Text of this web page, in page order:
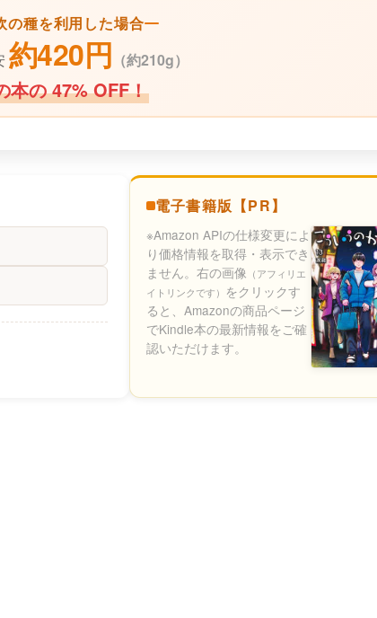
の種を利用した場合
約420円 （約210g）
本の 47% OFF！
電子書籍版【PR】
※Amazon APIの仕様変更によ
り価格情報を取得・表示でき
ません。右の画像 （アフィリエ
イトリンクです） をクリックす
ると、Amazonの商品ページ
でKindle本の最新情報をご確
認いただけます。